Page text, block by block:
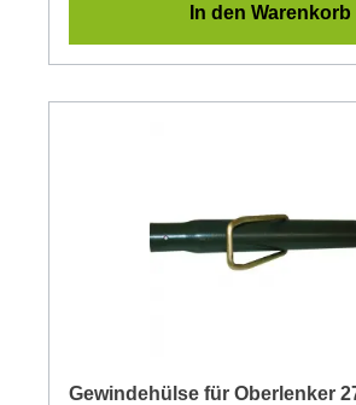
In den Warenkorb
Gewindehülse für Oberlenker